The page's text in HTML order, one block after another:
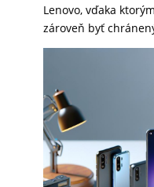
PRODUKTY
PRÍSLUŠENSTVO
Lenovo, vďaka
zároveň byť